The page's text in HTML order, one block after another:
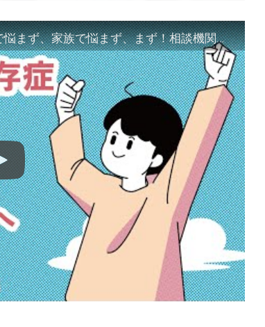
「ギャンブル等依存症対策啓発動画 ～一人で悩まず、家族で悩まず、まず！相談機関へ～」